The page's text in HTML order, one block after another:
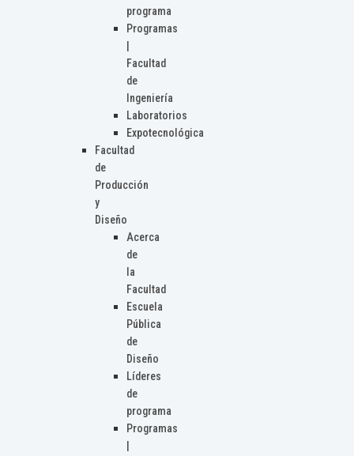
programa
Programas
Facultad
de
Ingeniería
Laboratorios
Expotecnológica
Facultad
de
Producción
y
Diseño
Acerca
de
la
Facultad
Escuela
Pública
de
Diseño
Líderes
de
programa
Programas